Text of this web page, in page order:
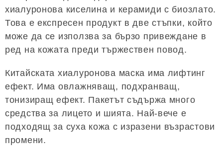
хиалуронова киселина и керамиди с биозлато.
Това е експресен продукт в две стъпки, който
може да се използва за бързо привеждане в
ред на кожата преди тържествен повод.
Китайската хиалуронова маска има лифтинг
ефект. Има овлажняващ, подхранващ,
тонизиращ ефект. Пакетът съдържа много
средства за лицето и шията. Най-вече е
подходящ за суха кожа с изразени възрастови
промени.